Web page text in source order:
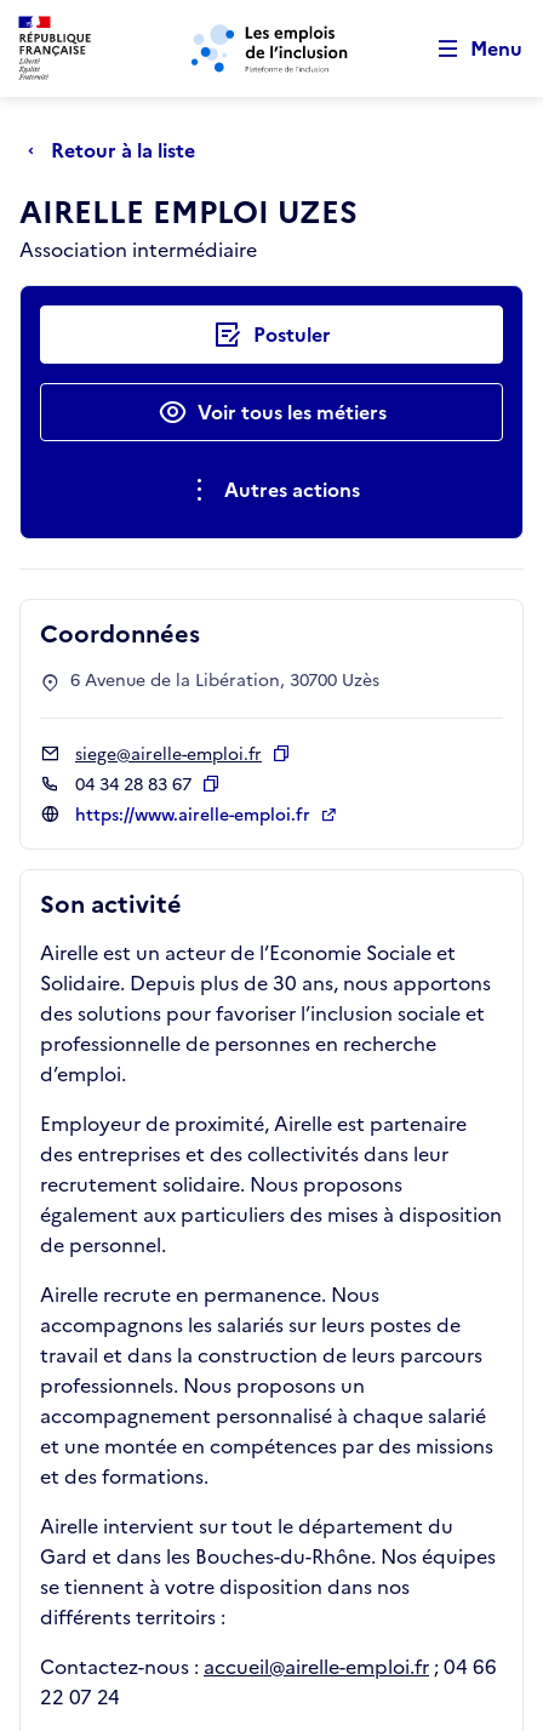
Aller au menu principal Aller au contenu principal
Menu
Retour à la liste
AIRELLE EMPLOI UZES
Association intermédiaire
Actions rapides Postuler
Voir tous les métiers
Autres actions
Son activité
Airelle est un acteur de l’Economie Sociale et
Solidaire. Depuis plus de 30 ans, nous apportons
des solutions pour favoriser l’inclusion sociale et
professionnelle de personnes en recherche
d’emploi.
Employeur de proximité, Airelle est partenaire
des entreprises et des collectivités dans leur
recrutement solidaire. Nous proposons
également aux particuliers des mises à disposition
de personnel.
Airelle recrute en permanence. Nous
accompagnons les salariés sur leurs postes de
travail et dans la construction de leurs parcours
professionnels. Nous proposons un
accompagnement personnalisé à chaque salarié
et une montée en compétences par des missions
et des formations.
Airelle intervient sur tout le département du
Gard et dans les Bouches-du-Rhône. Nos équipes
se tiennent à votre disposition dans nos
différents territoirs :
Contactez-nous : accueil@airelle-emploi.fr ; 04 66
22 07 24
Coordonnées
6 Avenue de la Libération, 30700 Uzès
siege@airelle-emploi.fr
04 34 28 83 67
Copier
https://www.airelle-emploi.fr
Retour au début de la page
Panneau de gestion des cookies